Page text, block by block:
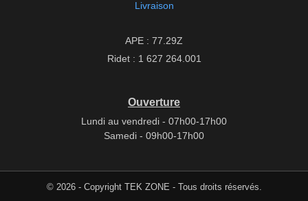
Livraison
APE : 77.29Z
Ridet : 1 627 264.001
Ouverture
Lundi au vendredi - 07h00-17h00
Samedi - 09h00-17h00
© 2026 - Copyright TEK ZONE - Tous droits réservés.